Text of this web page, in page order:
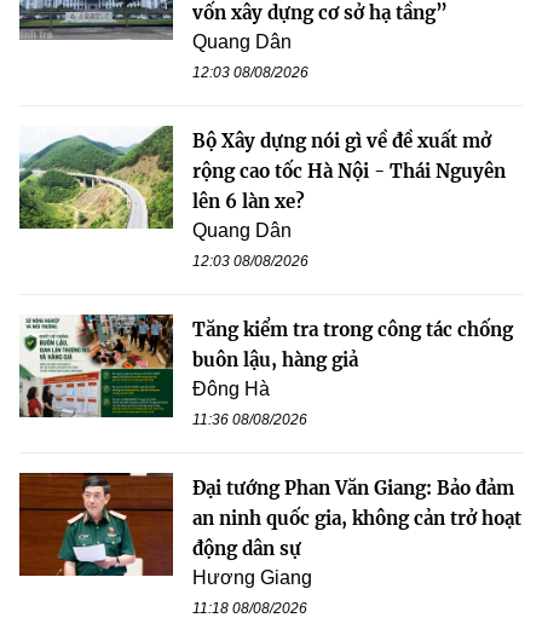
vốn xây dựng cơ sở hạ tầng”
Quang Dân
12:03 08/08/2026
Bộ Xây dựng nói gì về đề xuất mở
rộng cao tốc Hà Nội - Thái Nguyên
lên 6 làn xe?
Quang Dân
12:03 08/08/2026
Tăng kiểm tra trong công tác chống
buôn lậu, hàng giả
Đông Hà
11:36 08/08/2026
Đại tướng Phan Văn Giang: Bảo đảm
an ninh quốc gia, không cản trở hoạt
động dân sự
Hương Giang
11:18 08/08/2026